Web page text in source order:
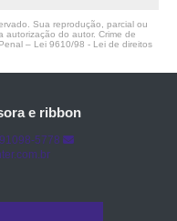
Sua reprodução, parcial ou
autorização do autor. Crime de
– Lei 9610/98 - Lei de direitos
e ribbon
5778